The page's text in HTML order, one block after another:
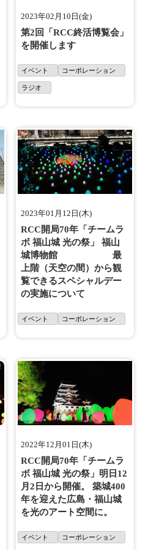
2023年02月10日(金)
第2回「RCC終活博覧会」
を開催します
イベント コーポレーション
ラジオ
2023年01月12日(木)
RCC開局70年「チームラ
ボ 福山城 光の祭」 福山
城博物館 最
上階（天空の間）から観
覧できるスペシャルデー
の実施について
イベント コーポレーション
2022年12月01日(木)
RCC開局70年「チームラ
ボ 福山城 光の祭」明日12
月2日から開催。 築城400
年を迎えた広島・福山城
を光のアート空間に。
イベント コーポレーション